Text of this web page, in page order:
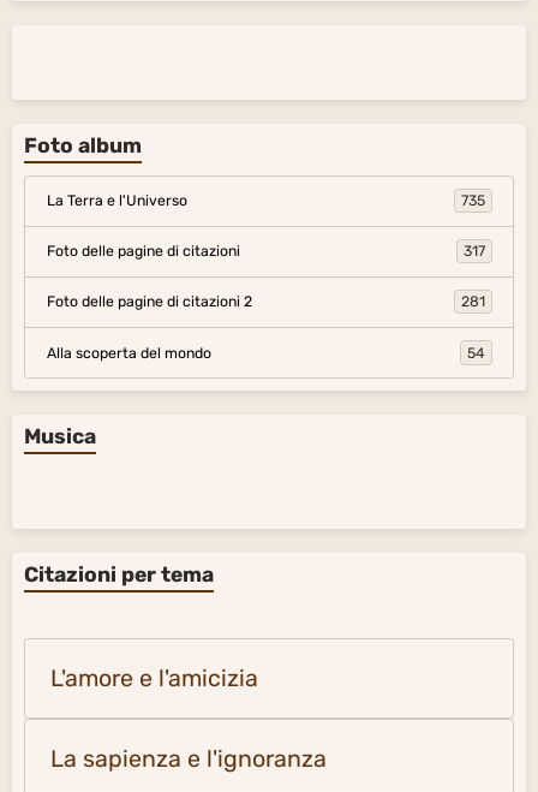
Foto album
La Terra e l'Universo 735
Foto delle pagine di citazioni 317
Foto delle pagine di citazioni 2 281
Alla scoperta del mondo 54
Musica
Citazioni per tema
L'amore e l'amicizia
La sapienza e l'ignoranza